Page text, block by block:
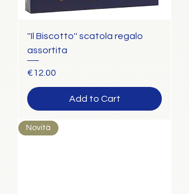
''Il Biscotto'' scatola regalo
assortita
Price
€12.00
Add to Cart
Novità